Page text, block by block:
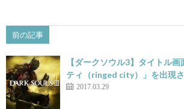
前の記事
【ダークソウル3】タイトル
ティ（ringed city）」を出現
2017.03.29